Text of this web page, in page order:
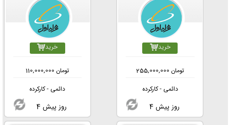
خرید
255,000,000 تومان
دائمی - کارکرده
4 روز پیش
خرید
110,000,000 تومان
دائمی - کارکرده
4 روز پیش